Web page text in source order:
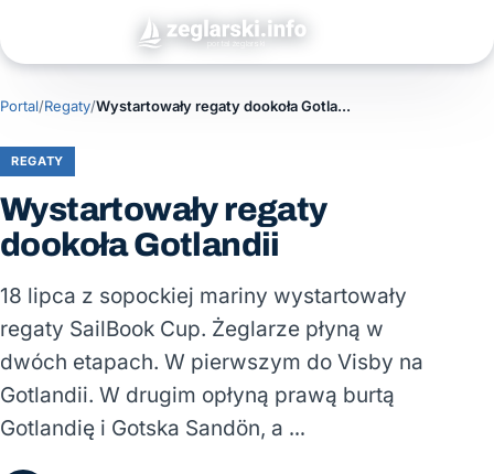
Portal/Regaty/ Wystartowały regaty dookoła Gotlandii
REGATY
Wystartowały regaty
dookoła Gotlandii
18 lipca z sopockiej mariny wystartowały
regaty SailBook Cup. Żeglarze płyną w
dwóch etapach. W pierwszym do Visby na
Gotlandii. W drugim opłyną prawą burtą
Gotlandię i Gotska Sandön, a …